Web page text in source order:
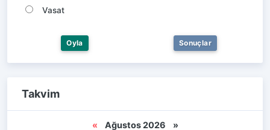
Vasat
Oyla Sonuçlar
Takvim
« Ağustos 2026 »